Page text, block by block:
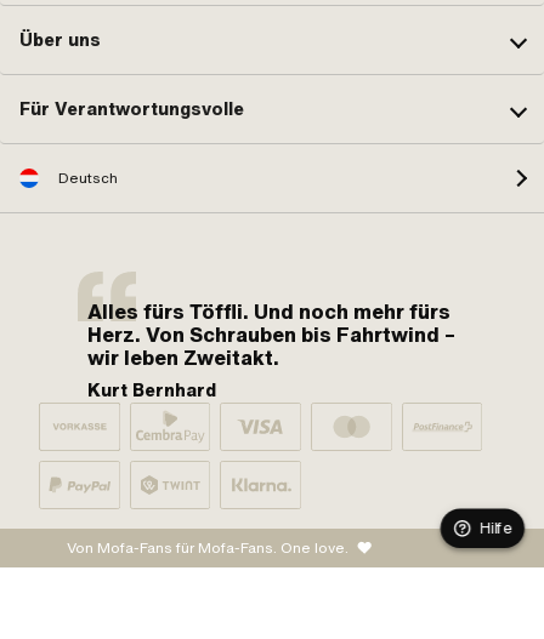
Über uns
Für Verantwortungsvolle
Deutsch
Alles fürs Töffli. Und noch mehr fürs
Herz. Von Schrauben bis Fahrtwind –
wir leben Zweitakt.
Kurt Bernhard
Von Mofa-Fans für Mofa-Fans. One love.
Hilfe